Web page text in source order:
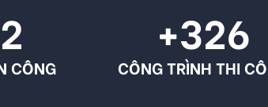
CÔNG
+326
CÔNG TRÌNH THI